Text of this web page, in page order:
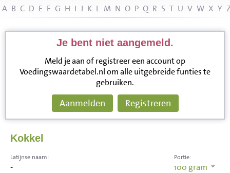
A B C D E F G H I J K L M N O P Q R S T U V W X Y
Je bent niet aangemeld.
Meld je aan of registreer een account op
Voedingswaardetabel.nl om alle uitgebreide funties te
gebruiken.
Aanmelden Registreren
Kokkel
Portie:
100 gram
Latijnse naam:
-